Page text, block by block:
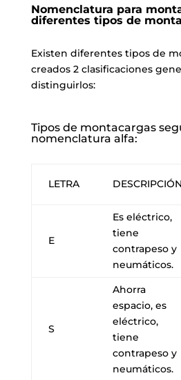
Nomenclatura para
diferentes tipos de
Existen diferentes tipos de
creados 2 clasificaciones
distinguirlos:
Tipos de montacargas
nomenclatura alfa:
LETRA DESCRIPCIÓN
E
Es eléctrico,
tiene
contrapeso y
neumáticos.
S
Ahorra
espacio, es
eléctrico,
tiene
contrapeso y
neumáticos.